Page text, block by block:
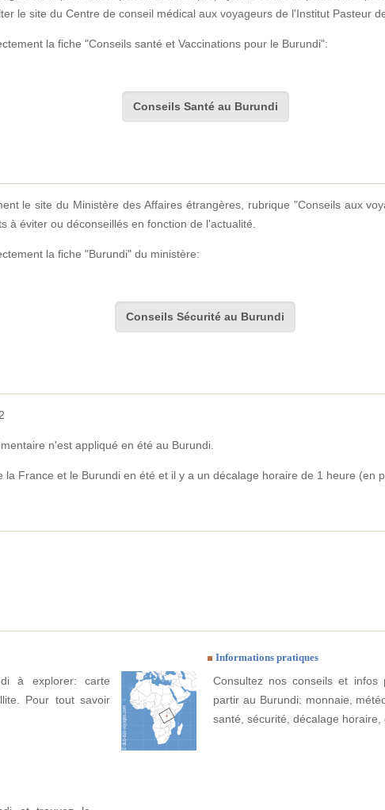
le site du Centre de conseil médical aux voyageurs de l'Institut Pasteur
la fiche "Conseils santé et Vaccinations pour le Burundi":
Conseils Santé au Burundi
le site du Ministère des Affaires étrangères, rubrique "Conseils aux
à éviter ou déconseillés en fonction de l'actualité.
la fiche "Burundi" du ministère:
Conseils Sécurité au Burundi
n'est appliqué en été au Burundi.
France et le Burundi en été et il y a un décalage horaire de 1 heure (en
à explorer: carte
Pour tout savoir
Informations pratiques
Consultez nos conseils et infos
partir au Burundi: monnaie,
santé, sécurité, décalage horaire,